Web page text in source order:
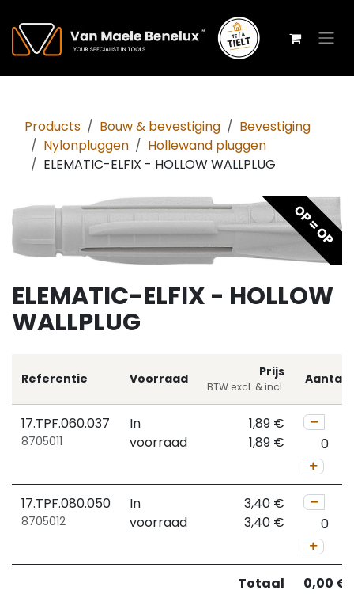
Products Bouw & bevestiging
Bevestiging
Nylonpluggen
Hollewand pluggen
ELEMATIC-ELFIX - HOLLOW WALLPLUG
OP = OP
ELEMATIC-ELFIX - HOLLOW
WALLPLUG
Referentie Voorraad Prijs
BTW excl. & incl.
Aantal
17.TPF.060.037
8705011
In
voorraad
1,89 €
1,89 €
17.TPF.080.050
8705012
In
voorraad
3,40 €
3,40 €
Totaal 0,00 €